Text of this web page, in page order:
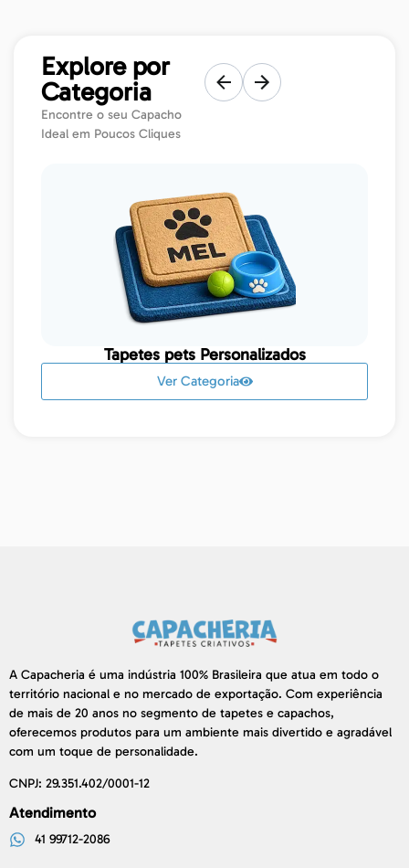
Explore por
Categoria
Encontre o seu Capacho
Ideal em Poucos Cliques
Tapetes pets Personalizados
Ver Categoria
A Capacheria é uma indústria 100% Brasileira que atua em todo o
território nacional e no mercado de exportação. Com experiência
de mais de 20 anos no segmento de tapetes e capachos,
oferecemos produtos para um ambiente mais divertido e agradável
com um toque de personalidade.
CNPJ: 29.351.402/0001-12
Atendimento
41 99712-2086